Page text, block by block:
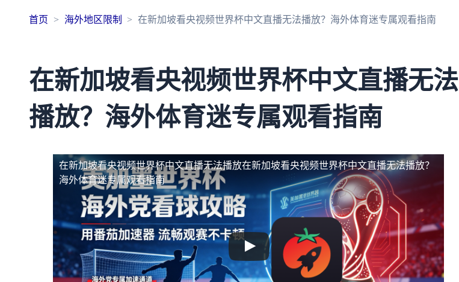
首页 海外地区限制 在新加坡看央视频世界杯中文直播无法播放？海外体育迷专属观看指南
在新加坡看央视频世界杯中文直播无法
播放？海外体育迷专属观看指南
在新加坡看央视频世界杯中文直播无法播放在新加坡看央视频世界杯中文直播无法播放？
海外体育迷专属观看指南